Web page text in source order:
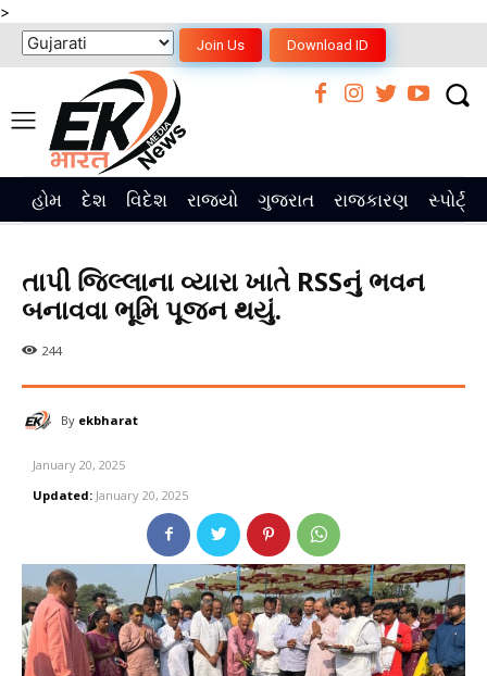
>
Join Us Download ID
હોમ દેશ વિદેશ રાજ્યો ગુજરાત રાજકારણ સ્પોર્ટ્સ
તાપી જિલ્લાના વ્યારા ખાતે RSSનું ભવન
બનાવવા ભૂમિ પૂજન થયું.
244
By ekbharat
January 20, 2025
Updated: January 20, 2025